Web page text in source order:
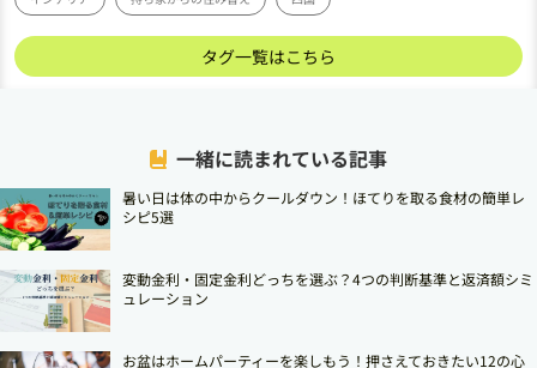
タグ一覧はこちら
一緒に読まれている記事
暑い日は体の中からクールダウン！ほてりを取る食材の簡単レ
シピ5選
変動金利・固定金利どっちを選ぶ？4つの判断基準と返済額シミ
ュレーション
お盆はホームパーティーを楽しもう！押さえておきたい12の心